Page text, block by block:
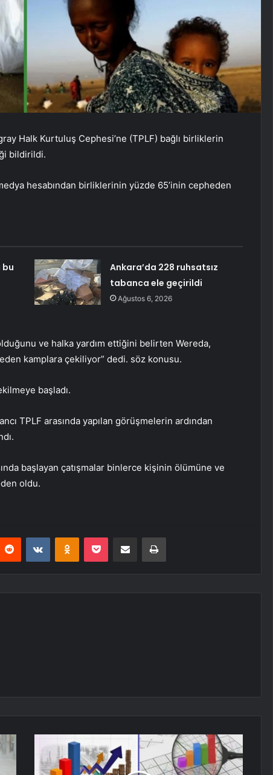
Halk Kurtuluş Cephesi’ne (TPLF) bağlı birliklerin
bildirildi.
hesabından birliklerinin yüzde 65’inin cepheden
Ankara’da 228 ruhsatsız
tabanca ele geçirildi
Ağustos 6, 2026
ve halka yardım ettiğini belirten Wereda,
kamplara çekiliyor” dedi. söz konusu.
başladı.
TPLF arasında yapılan görüşmelerin ardından
başlayan çatışmalar binlerce kişinin ölümüne ve
oldu.
Reddit VKontakteOdnoklassniki
Pocket E-Posta ile paylaş Yazdır